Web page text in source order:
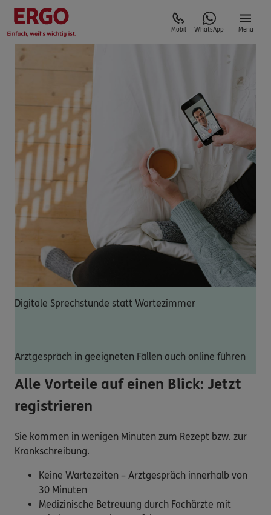
Mobil WhatsApp Menü
Digitale Sprechstunde statt Wartezimmer
Arztgespräch in geeigneten Fällen auch online führen
Alle Vorteile auf einen Blick: Jetzt
registrieren
Sie kommen in wenigen Minuten zum Rezept bzw. zur
Krankschreibung.
Keine Wartezeiten – Arztgespräch innerhalb von
30 Minuten
Medizinische Betreuung durch Fachärzte mit